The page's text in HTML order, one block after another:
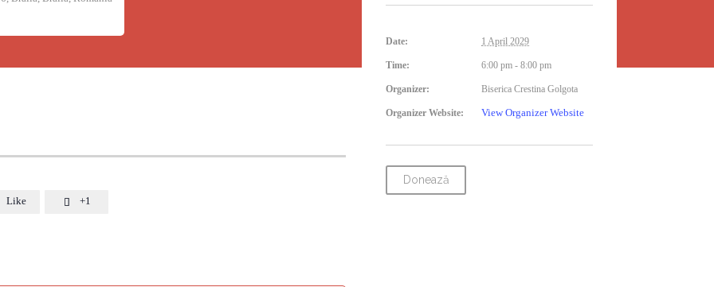
Like  +1
Date: 1 April 2029
Time: 6:00 pm - 8:00 pm
Organizer: Biserica Crestina Golgota
Organizer Website: View Organizer Website
Donează